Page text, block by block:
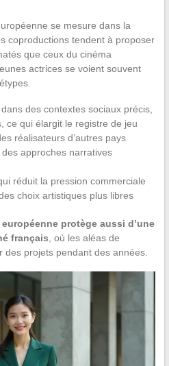
se mesure dans la
coproductions tendent à proposer
que ceux du cinéma
actrices se voient souvent
des contextes sociaux précis,
ce qui élargit le registre de jeu
réalisateurs d’autres pays
approches narratives
réduit la pression commerciale
choix artistiques plus libres
protège aussi d’une
français, où les aléas de
des projets pendant des années.